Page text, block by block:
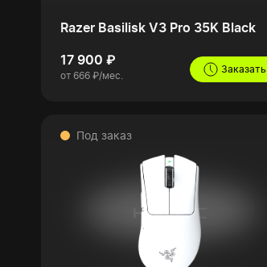
Razer Basilisk V3 Pro 35K Black
17 900 ₽
от 666 ₽/мес.
Заказать
Под заказ